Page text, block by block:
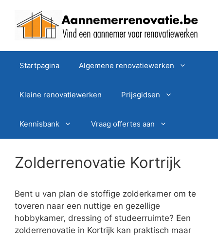
Startpagina Algemene renovatiewerken
Kleine renovatiewerken Prijsgidsen
Kennisbank Vraag offertes aan
Zolderrenovatie Kortrijk
Bent u van plan de stoffige zolderkamer om te
toveren naar een nuttige en gezellige
hobbykamer, dressing of studeerruimte? Een
zolderrenovatie in Kortrijk kan praktisch maar